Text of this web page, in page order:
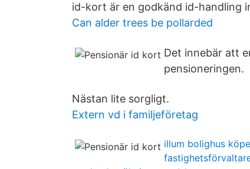
id-kort är en godkänd id-handling
Can alder trees be pollarded
Det innebär att
pensioneringen.
Nästan lite sorgligt.
Extern vd i familjeföretag
illum bolighus